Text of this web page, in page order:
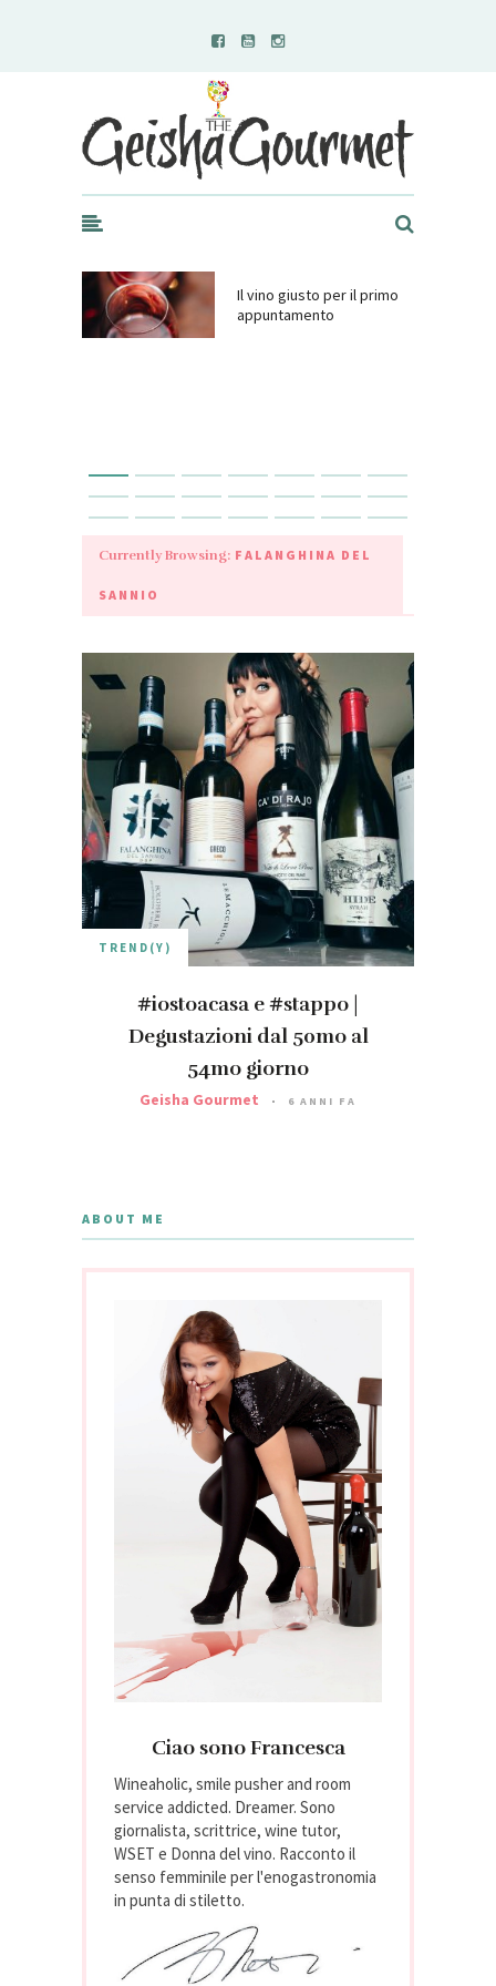
Geisha Gourmet
Il vino giusto per il primo
appuntamento
Currently Browsing: FALANGHINA DEL
SANNIO
TREND(Y)
#iostoacasa e #stappo |
Degustazioni dal 50mo al
54mo giorno
Geisha Gourmet 6 ANNI FA
ABOUT ME
Ciao sono Francesca
Wineaholic, smile pusher and room
service addicted. Dreamer. Sono
giornalista, scrittrice, wine tutor,
WSET e Donna del vino. Racconto il
senso femminile per l'enogastronomia
in punta di stiletto.